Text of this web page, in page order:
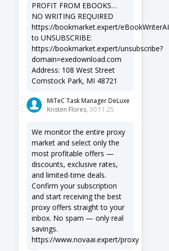
PROFIT FROM EBOOKS…
NO WRITING REQUIRED
https://bookmarket.expert/eBookWriterAI
to UNSUBSCRIBE:
https://bookmarket.expert/unsubscribe?
domain=exedownload.com
Address: 108 West Street
Comstock Park, MI 48721
MiTeC Task Manager DeLuxe
Kristen Flores, 30.11.25
We monitor the entire proxy
market and select only the
most profitable offers —
discounts, exclusive rates,
and limited-time deals.
Confirm your subscription
and start receiving the best
proxy offers straight to your
inbox. No spam — only real
savings.
https://www.novaai.expert/proxy